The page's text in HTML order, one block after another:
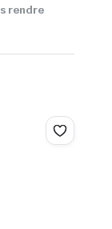
rendre